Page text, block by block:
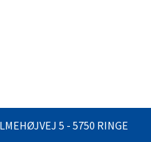
5 - 5750 RINGE